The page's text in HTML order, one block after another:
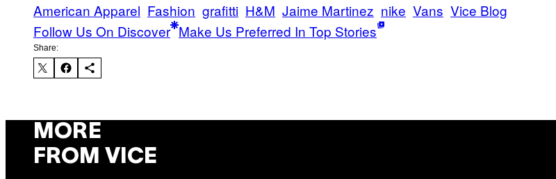
American Apparel Fashion grafitti H&M Jaime Martinez nike Vans Vice Blog
Follow Us On Discover Make Us Preferred In Top Stories
Share:
MORE
FROM VICE